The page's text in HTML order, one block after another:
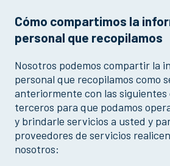
Cómo compartimos la
personal que recopilamos
Nosotros podemos compartir la
personal que recopilamos como
anteriormente con las siguientes
terceros para que podamos
y brindarle servicios a usted y
proveedores de servicios
nosotros: